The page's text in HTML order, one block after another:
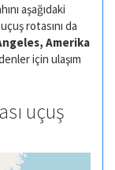
aşağıdaki
rotasını da
Amerika
için ulaşım
uçuş